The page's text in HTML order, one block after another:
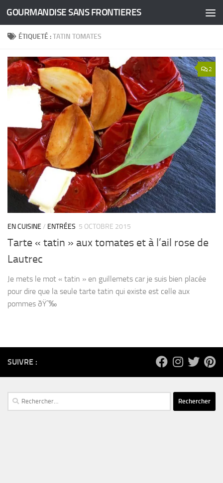
Skip to content
GOURMANDISE SANS FRONTIERES
ÉTIQUETÉ :TATIN TOMATES
2
EN CUISINE / ENTRÉES 5 OCTOBRE 2015
Tarte « tatin » aux tomates et à l’ail rose de
Lautrec
Je mets le mot « tatin » en guillemets car je suis bien placée
pour dire que la seule tarte tatin qui existe est celle aux
pommes ðŸ˜‰
SUIVRE :
Rechercher :